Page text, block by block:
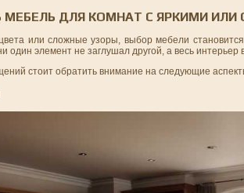
МЕБЕЛЬ ДЛЯ КОМНАТ С ЯРКИМИ
или сложные узоры, выбор мебели
один элемент не заглушал другой, а весь
стоит обратить внимание на следующие